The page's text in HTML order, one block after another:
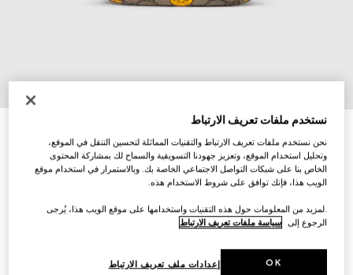
حقيبة خصر بنقش GG مزيّنة بطبعات للأطفال
تنويعات قماش GG Supreme باللونين البيج والبني
نستخدم ملفات تعريف الارتباط
نحن نستخدم ملفات تعريف الارتباط والتقنيات المماثلة لتحسين التنقل في الموقع،
وتحليل استخدام الموقع، وتعزيز جهودنا التسويقية والسماح لك بمشاركة المحتوى
الخاص بنا على شبكات التواصل الاجتماعي الخاصة بك. وبالاستمرار في استخدام موقع
الويب هذا، فإنك توافق على شروط الاستخدام هذه.
.لمزيد من المعلومات حول هذه التقنيات واستخدامها على موقع الويب هذا، يُرجى
الرجوع إلى سياسة ملفات تعريف الارتباط
إعدادات ملف تعريف الارتباط OK